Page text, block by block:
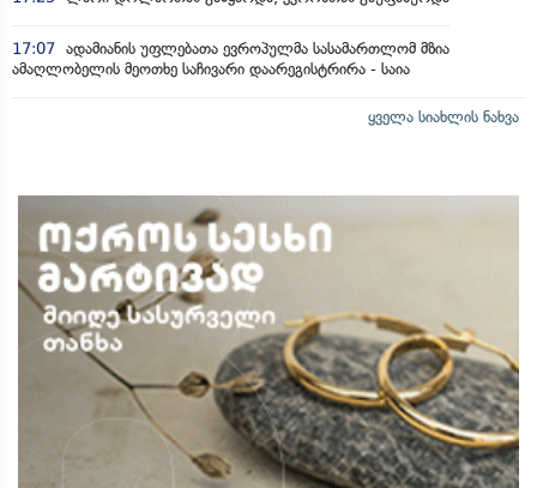
17:07 ადამიანის უფლებათა ევროპულმა სასამართლომ მზია
ამაღლობელის მეოთხე საჩივარი დაარეგისტრირა - საია
ყველა სიახლის ნახვა